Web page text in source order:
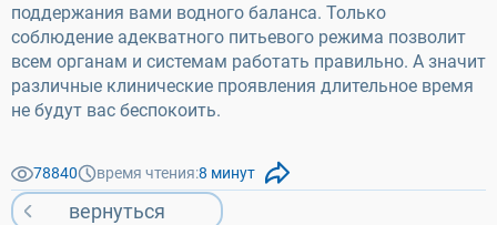
поддержания вами водного баланса. Только
соблюдение адекватного питьевого режима позволит
всем органам и системам работать правильно. А значит
различные клинические проявления длительное время
не будут вас беспокоить.
вернуться
78840 время чтения:8 минут